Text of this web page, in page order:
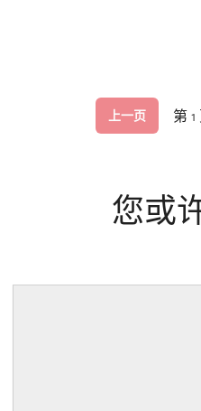
上一页 第
您或